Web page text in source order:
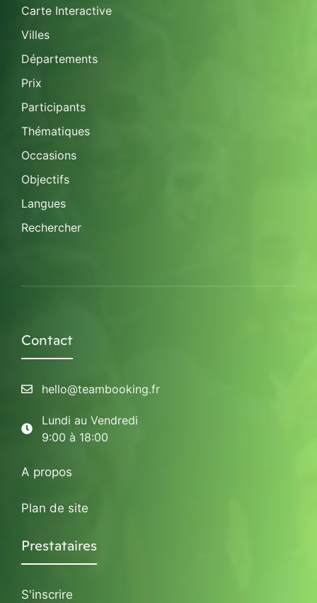
Carte Interactive
Villes
Départements
Prix
Participants
Thématiques
Occasions
Objectifs
Langues
Rechercher
Contact
hello@teambooking.fr
Lundi au Vendredi
9:00 à 18:00
A propos
Plan de site
Prestataires
S'inscrire